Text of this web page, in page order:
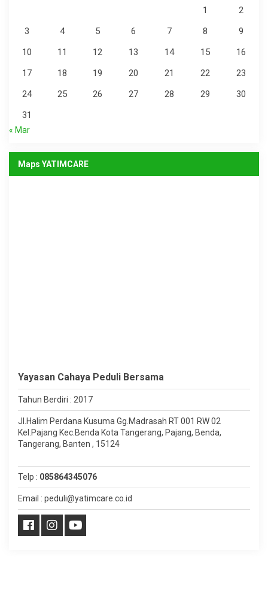
1
2
3
4 5 6 7 8
9
10
11 12 13 14 15
16
17
18 19 20 21 22
23
24
25 26 27 28 29
30
31
« Mar
Maps YATIMCARE
Yayasan Cahaya Peduli Bersama
Tahun Berdiri : 2017
Jl.Halim Perdana Kusuma Gg.Madrasah RT 001 RW 02
Kel.Pajang Kec.Benda Kota Tangerang, Pajang, Benda,
Tangerang, Banten , 15124
Telp : 085864345076
Email : peduli@yatimcare.co.id